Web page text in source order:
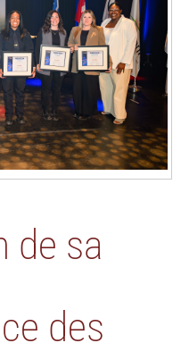
de sa
des